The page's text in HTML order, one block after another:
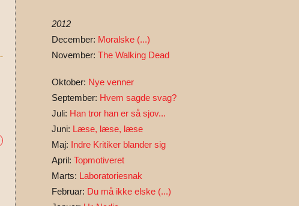
2012
December: Moralske (...)
November: The Walking Dead
Oktober: Nye venner
September: Hvem sagde svag?
Juli: Han tror han er så sjov...
Juni: Læse, læse, læse
Maj: Indre Kritiker blander sig
April: Topmotiveret
Marts: Laboratoriesnak
Februar: Du må ikke elske (...)